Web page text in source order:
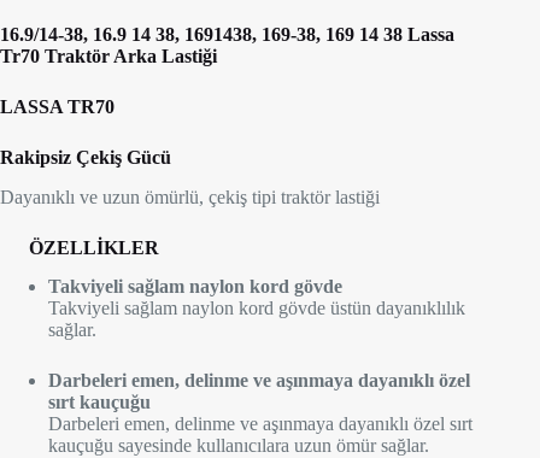
16.9/14-38, 16.9 14 38, 1691438, 169-38, 169 14 38 Lassa
Tr70 Traktör Arka Lastiği
LASSA TR70
Rakipsiz Çekiş Gücü
Dayanıklı ve uzun ömürlü, çekiş tipi traktör lastiği
ÖZELLİKLER
Takviyeli sağlam naylon kord gövde
Takviyeli sağlam naylon kord gövde üstün dayanıklılık
sağlar.
Darbeleri emen, delinme ve aşınmaya dayanıklı özel
sırt kauçuğu
Darbeleri emen, delinme ve aşınmaya dayanıklı özel sırt
kauçuğu sayesinde kullanıcılara uzun ömür sağlar.